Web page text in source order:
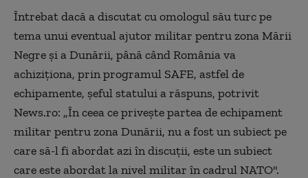
Întrebat dacă a discutat cu omologul său turc pe
tema unui eventual ajutor militar pentru zona Mării
Negre şi a Dunării, până când România va
achiziţiona, prin programul SAFE, astfel de
echipamente, şeful statului a răspuns, potrivit
News.ro: „În ceea ce priveşte partea de echipament
militar pentru zona Dunării, nu a fost un subiect pe
care să-l fi abordat azi în discuţii, este un subiect
care este abordat la nivel militar în cadrul NATO".